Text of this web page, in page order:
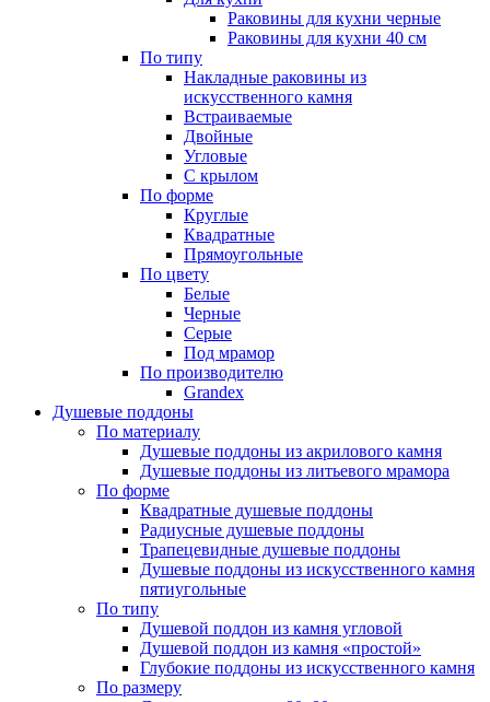
Раковины для кухни черные
Раковины для кухни 40 см
По типу
Накладные раковины из
искусственного камня
Встраиваемые
Двойные
Угловые
С крылом
По форме
Круглые
Квадратные
Прямоугольные
По цвету
Белые
Черные
Серые
Под мрамор
По производителю
Grandex
Душевые поддоны
По материалу
Душевые поддоны из акрилового камня
Душевые поддоны из литьевого мрамора
По форме
Квадратные душевые поддоны
Радиусные душевые поддоны
Трапецевидные душевые поддоны
Душевые поддоны из искусственного камня
пятиугольные
По типу
Душевой поддон из камня угловой
Душевой поддон из камня «простой»
Глубокие поддоны из искусственного камня
По размеру